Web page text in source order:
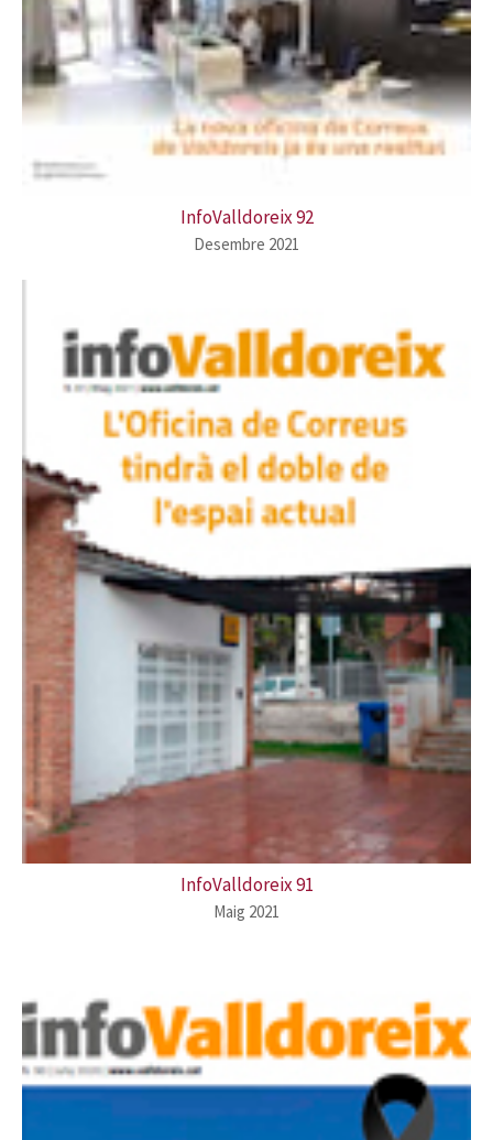
InfoValldoreix 92
Desembre 2021
InfoValldoreix 91
Maig 2021